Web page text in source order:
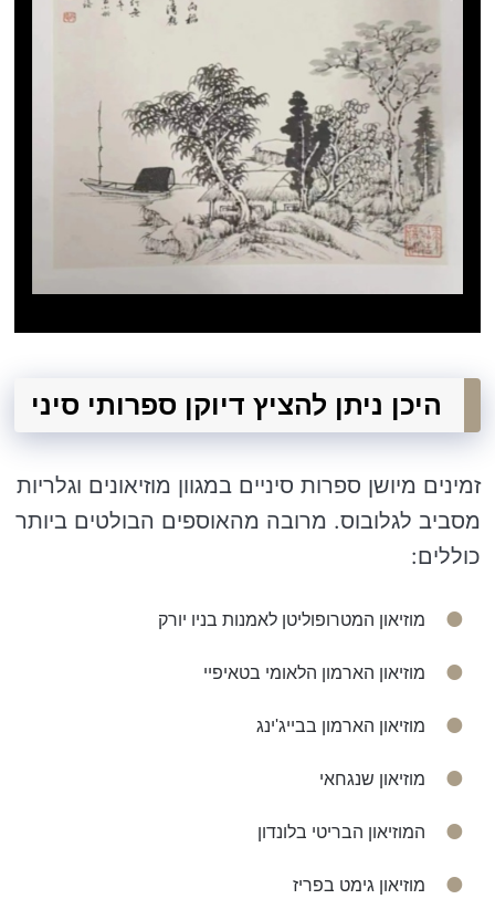
היכן ניתן להציץ דיוקן ספרותי סיני
זמינים מיושן ספרות סיניים במגוון מוזיאונים וגלריות
מסביב לגלובוס. מרובה מהאוספים הבולטים ביותר
כוללים:
מוזיאון המטרופוליטן לאמנות בניו יורק
מוזיאון הארמון הלאומי בטאיפיי
מוזיאון הארמון בבייג'ינג
מוזיאון שנגחאי
המוזיאון הבריטי בלונדון
מוזיאון גימט בפריז